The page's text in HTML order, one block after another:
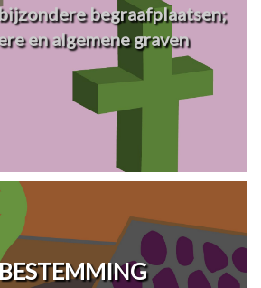
begraafplaatsen;
en algemene graven